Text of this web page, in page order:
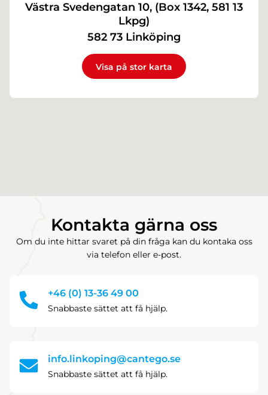
Västra Svedengatan 10, (Box 1342, 581 13
Lkpg)
582 73 Linköping
Visa på stor karta
Kontakta gärna oss
Om du inte hittar svaret på din fråga kan du kontaka oss
via telefon eller e-post.
+46 (0) 13-36 49 00
Snabbaste sättet att få hjälp.
info.linkoping@cantego.se
Snabbaste sättet att få hjälp.